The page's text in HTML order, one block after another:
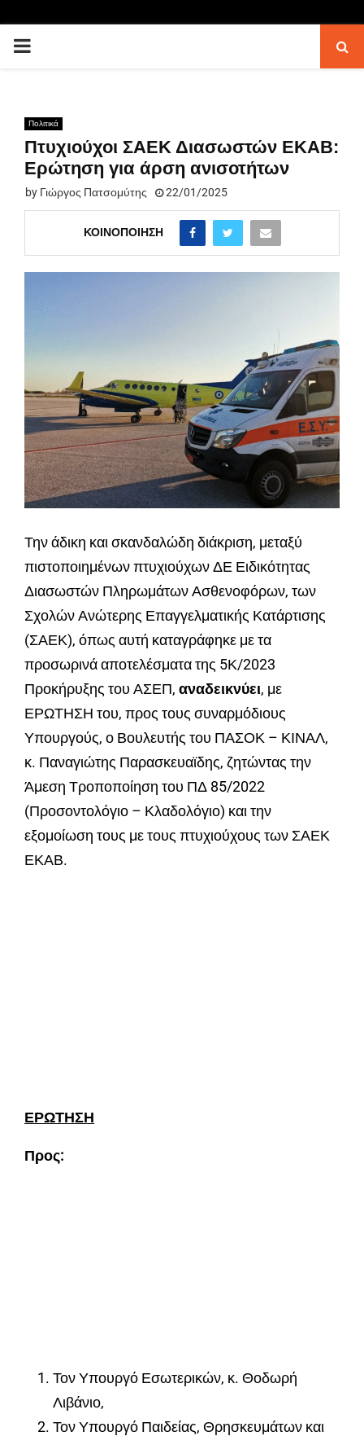
PRIMARY
Πολιτικά
Πτυχιούχοι ΣΑΕΚ Διασωστών ΕΚΑΒ:
Ερώτηση για άρση ανισοτήτων
by Γιώργος Πατσομύτης 22/01/2025
ΚΟΙΝΟΠΟΊΗΣΗ
Την άδικη και σκανδαλώδη διάκριση, μεταξύ
πιστοποιημένων πτυχιούχων ΔΕ Ειδικότητας
Διασωστών Πληρωμάτων Ασθενοφόρων, των
Σχολών Ανώτερης Επαγγελματικής Κατάρτισης
(ΣΑΕΚ), όπως αυτή καταγράφηκε με τα
προσωρινά αποτελέσματα της 5Κ/2023
Προκήρυξης του ΑΣΕΠ, αναδεικνύει, με
ΕΡΩΤΗΣΗ του, προς τους συναρμόδιους
Υπουργούς, ο Βουλευτής του ΠΑΣΟΚ – ΚΙΝΑΛ,
κ. Παναγιώτης Παρασκευαϊδης, ζητώντας την
Άμεση Τροποποίηση του ΠΔ 85/2022
(Προσοντολόγιο – Κλαδολόγιο) και την
εξομοίωση τους με τους πτυχιούχους των ΣΑΕΚ
ΕΚΑΒ.
ΕΡΩΤΗΣΗ
Προς:
Τον Υπουργό Εσωτερικών, κ. Θοδωρή
Λιβάνιο,
Τον Υπουργό Παιδείας, Θρησκευμάτων και